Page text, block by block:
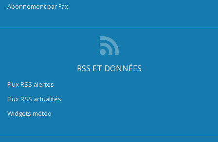
Abonnement par Fax
RSS ET DONNÉES
Flux RSS alertes
Flux RSS actualités
Widgets météo